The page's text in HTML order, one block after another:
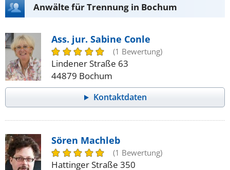
Anwälte für Trennung in Bochum
Ass. jur. Sabine Conle
(1 Bewertung)
Lindener Straße 63
44879 Bochum
Kontaktdaten
Sören Machleb
(1 Bewertung)
Hattinger Straße 350